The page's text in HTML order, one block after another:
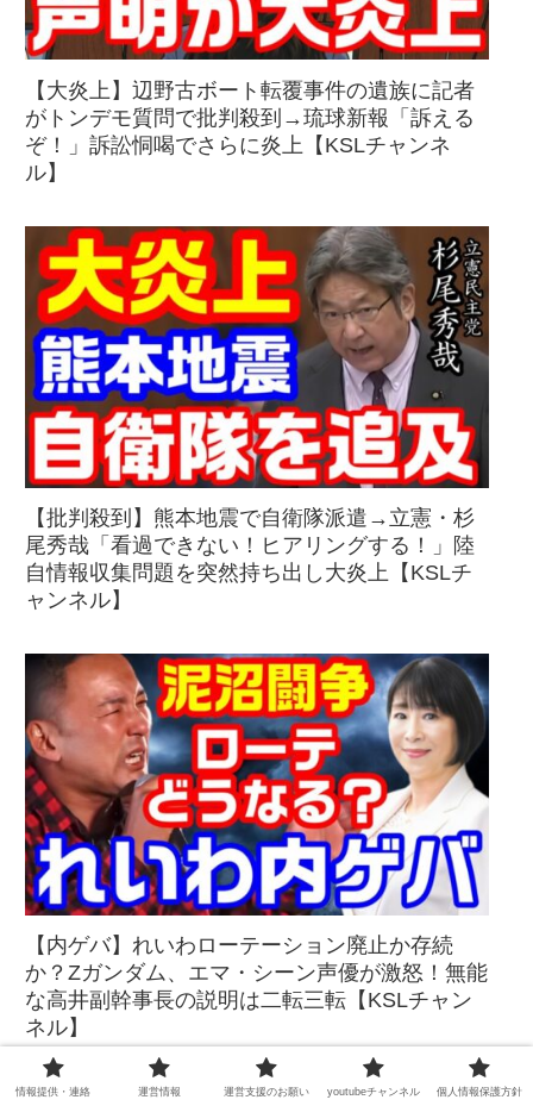
【大炎上】辺野古ボート転覆事件の遺族に記者
がトンデモ質問で批判殺到→琉球新報「訴える
ぞ！」訴訟恫喝でさらに炎上【KSLチャンネ
ル】
【批判殺到】熊本地震で自衛隊派遣→立憲・杉
尾秀哉「看過できない！ヒアリングする！」陸
自情報収集問題を突然持ち出し大炎上【KSLチ
ャンネル】
【内ゲバ】れいわローテーション廃止か存続
か？Zガンダム、エマ・シーン声優が激怒！無能
な高井副幹事長の説明は二転三転【KSLチャン
ネル】
情報提供・連絡 運営情報 運営支援のお願い youtubeチャンネル 個人情報保護方針